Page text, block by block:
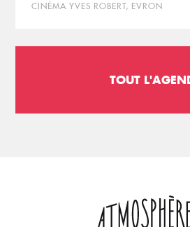
CINÉMA YVES ROBERT, EVRON
TOUT